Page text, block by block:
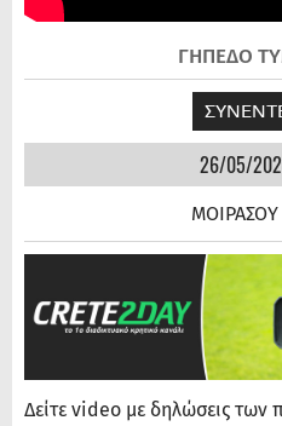
ΓΗΠΕΔΟ
26/05/
ΜΟΙΡΑΣΟΥ
Δείτε video με δηλώσεις των